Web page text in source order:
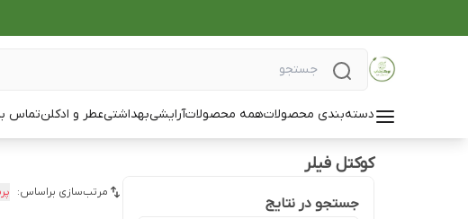
دسته‌بندی محصولاتهمه محصولاتآرایشیبهداشتیعطر و ادکلنتماس
کوکتل فیلر
جستجو در نتایج
مرتب‌سازی براساس: